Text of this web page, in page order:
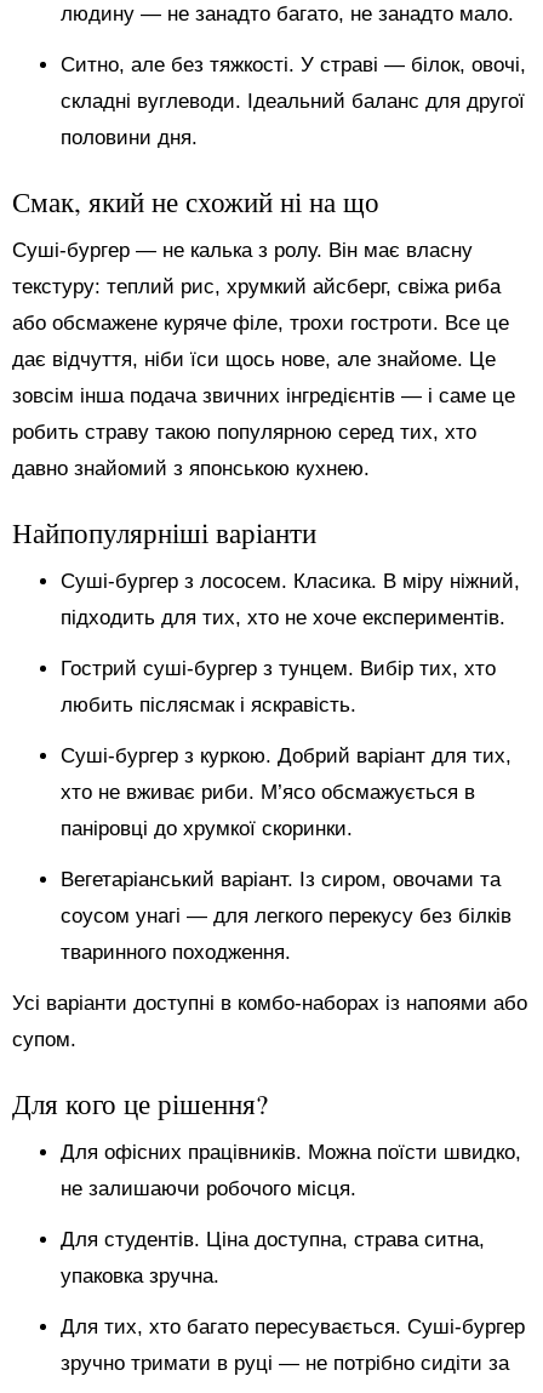
людину — не занадто багато, не занадто мало.
Ситно, але без тяжкості. У страві — білок, овочі,
складні вуглеводи. Ідеальний баланс для другої
половини дня.
Смак, який не схожий ні на що
Суші-бургер — не калька з ролу. Він має власну
текстуру: теплий рис, хрумкий айсберг, свіжа риба
або обсмажене куряче філе, трохи гостроти. Все це
дає відчуття, ніби їси щось нове, але знайоме. Це
зовсім інша подача звичних інгредієнтів — і саме це
робить страву такою популярною серед тих, хто
давно знайомий з японською кухнею.
Найпопулярніші варіанти
Суші-бургер з лососем. Класика. В міру ніжний,
підходить для тих, хто не хоче експериментів.
Гострий суші-бургер з тунцем. Вибір тих, хто
любить післясмак і яскравість.
Суші-бургер з куркою. Добрий варіант для тих,
хто не вживає риби. М’ясо обсмажується в
паніровці до хрумкої скоринки.
Вегетаріанський варіант. Із сиром, овочами та
соусом унагі — для легкого перекусу без білків
тваринного походження.
Усі варіанти доступні в комбо-наборах із напоями або
супом.
Для кого це рішення?
Для офісних працівників. Можна поїсти швидко,
не залишаючи робочого місця.
Для студентів. Ціна доступна, страва ситна,
упаковка зручна.
Для тих, хто багато пересувається. Суші-бургер
зручно тримати в руці — не потрібно сидіти за